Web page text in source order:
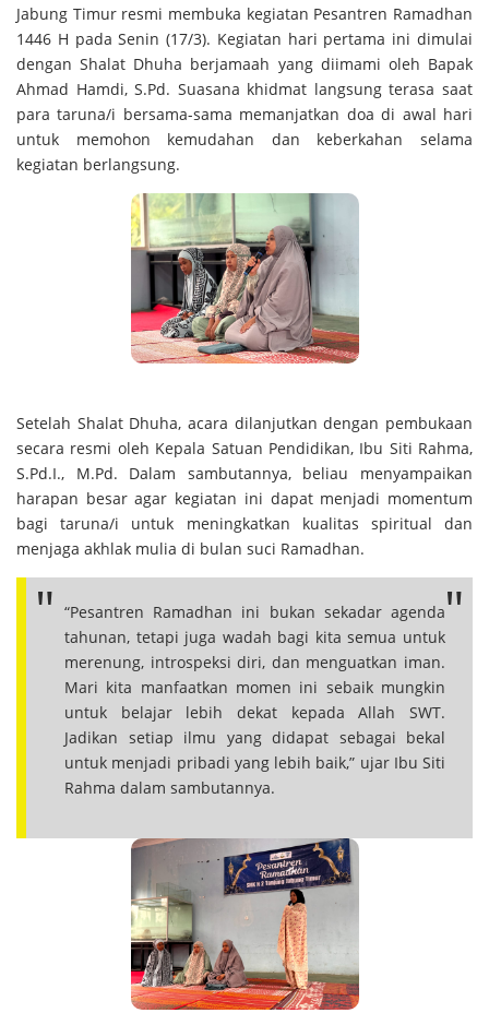
Jabung Timur resmi membuka kegiatan Pesantren Ramadhan
1446 H pada Senin (17/3). Kegiatan hari pertama ini dimulai
dengan Shalat Dhuha berjamaah yang diimami oleh Bapak
Ahmad Hamdi, S.Pd. Suasana khidmat langsung terasa saat
para taruna/i bersama-sama memanjatkan doa di awal hari
untuk memohon kemudahan dan keberkahan selama
kegiatan berlangsung.
Setelah Shalat Dhuha, acara dilanjutkan dengan pembukaan
secara resmi oleh Kepala Satuan Pendidikan, Ibu Siti Rahma,
S.Pd.I., M.Pd. Dalam sambutannya, beliau menyampaikan
harapan besar agar kegiatan ini dapat menjadi momentum
bagi taruna/i untuk meningkatkan kualitas spiritual dan
menjaga akhlak mulia di bulan suci Ramadhan.
“Pesantren Ramadhan ini bukan sekadar agenda
tahunan, tetapi juga wadah bagi kita semua untuk
merenung, introspeksi diri, dan menguatkan iman.
Mari kita manfaatkan momen ini sebaik mungkin
untuk belajar lebih dekat kepada Allah SWT.
Jadikan setiap ilmu yang didapat sebagai bekal
untuk menjadi pribadi yang lebih baik,” ujar Ibu Siti
Rahma dalam sambutannya.